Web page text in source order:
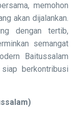
memohon
akan dijalankan.
dengan tertib,
semangat
Baitussalam
berkontribusi